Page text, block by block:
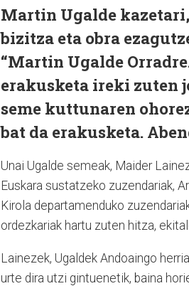
Martin Ugalde
bizitza eta obra
“Martin Ugalde
erakusketa ireki zuten
seme kuttunaren
bat da erakusketa.
Unai Ugalde semeak, Maider
Euskara sustatzeko zuzendariak,
Kirola departamenduko
ordezkariak hartu zuten hitza,
Lainezek, Ugaldek Andoaingo
urte dira utzi gintuenetik, baina